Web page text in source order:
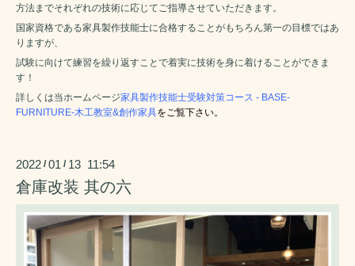
方法までそれぞれの技術に応じてご指導させていただきます。
国家資格である家具製作技能士に合格することがもちろん第一の目標ではあ
りますが、
試験に向けて練習を繰り返すことで着実に技術を身に着けることができま
す！
詳しくは当ホームページ家具製作技能士受験対策コース - BASE-
FURNITURE-木工教室&創作家具をご覧下さい。
2022 /01 / 13 11:54
倉庫改装 其の六